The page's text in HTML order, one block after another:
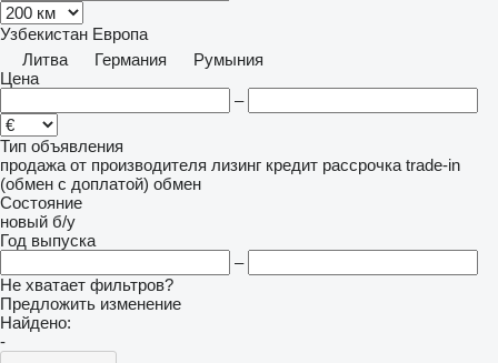
Узбекистан Европа
Литва
Германия
Румыния
Цена
–
Тип объявления
продажа от производителя лизинг кредит рассрочка trade-in
(обмен с доплатой) обмен
Состояние
новый б/у
Год выпуска
–
Не хватает фильтров?
Предложить изменение
Найдено:
-